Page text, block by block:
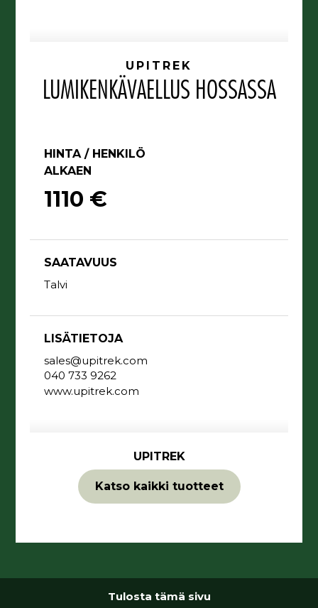
UPITREK
LUMIKENKÄVAELLUS HOSSASSA
HINTA / HENKILÖ
ALKAEN
1110 €
SAATAVUUS
Talvi
LISÄTIETOJA
sales@upitrek.com
040 733 9262
www.upitrek.com
UPITREK
Katso kaikki tuotteet
Tulosta tämä sivu